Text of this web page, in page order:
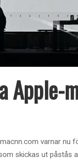
Apple-
varnar nu
skickas ut påstås